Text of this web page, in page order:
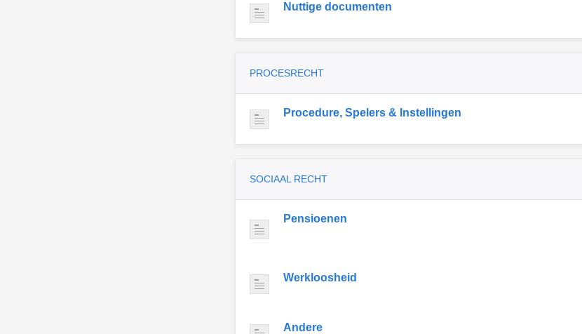
Nuttige documenten
PROCESRECHT
Procedure, Spelers & Instellingen
SOCIAAL RECHT
Pensioenen
Werkloosheid
Andere